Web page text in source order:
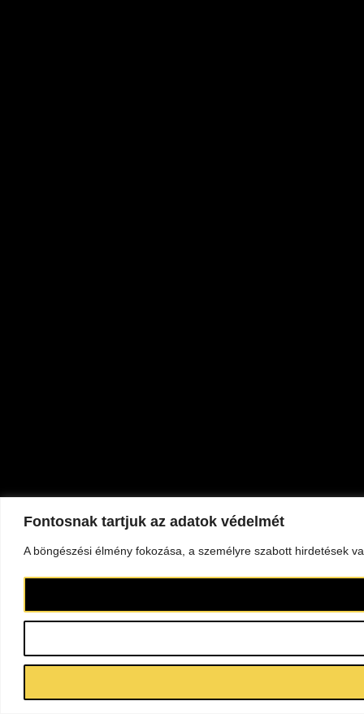
Fontosnak tartjuk az adatok védelmét
A böngészési élmény fokozása, a személyre szabott hirdetések